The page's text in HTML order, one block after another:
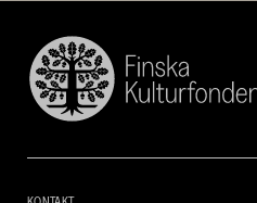
Finska
Kulturfonden